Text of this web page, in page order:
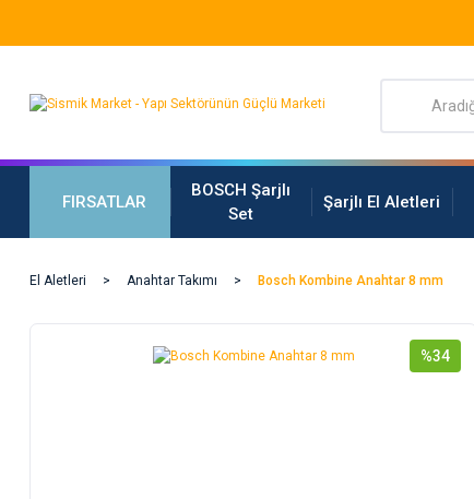
FIRSATLAR
BOSCH Şarjlı
Set
Şarjlı El Aletleri
El Aletleri Anahtar Takımı Bosch Kombine Anahtar 8 mm
%34